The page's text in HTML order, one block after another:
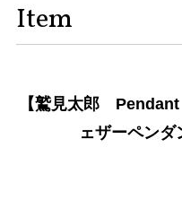
Item
【鷲見太郎
ェザーペンダ